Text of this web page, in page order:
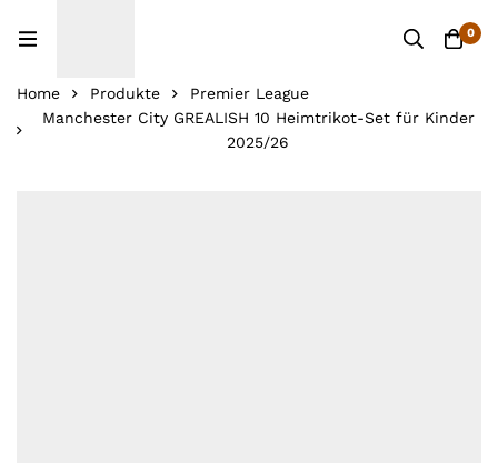
0
Home Produkte
Premier League
Manchester City GREALISH 10 Heimtrikot-Set für Kinder
2025/26